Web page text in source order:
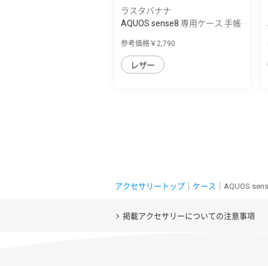
ラスタバナナ
AQUOS sense8 専用ケース 手帳
参考価格￥2,790
レザー
アクセサリートップ ケース ｜AQUOS
掲載アクセサリーについての注意事項